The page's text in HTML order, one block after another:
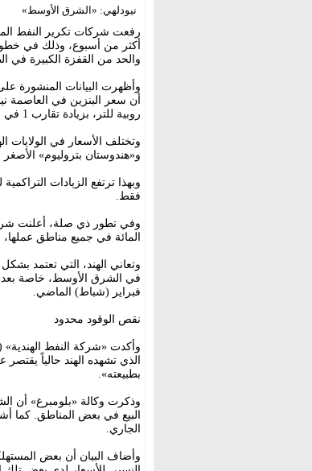
نيودلهي: «الشرق الأوسط»
رفعت شركات تكرير النفط
أكثر من أسبوع، وذلك في
والحد من القفزة الكبيرة في
وأظهرت البيانات المنشورة
روبية للتر، بزيادة تقارب 1 في المائة، أو أقل من روبية واحدة لكل منهما.
وتختلف الأسعار في الولايات
و«هندوستان بتروليوم»
فقط.
المائة في جميع مناطق
وتعاني الهند، التي تعتمد
في الشرق الأوسط، خاصة بعد
فبراير (شباط) الماضي.
نقص الوقود محدود
وأكدت «شركة النفط
الذي تشهده الهند حالياً
بطبيعته».
وذكرت وكالة «بلومبرغ» أن
البيع في بعض المناطق. كما
الجاري.
وأضاف البيان أن بعض